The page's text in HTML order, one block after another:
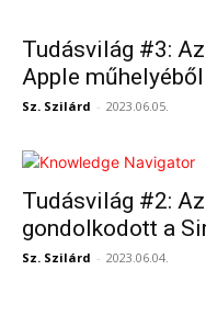
Tudásvilág #3:
Apple
Sz. Szilárd - 2023.06.05.
Tudásvilág #2:
gondolkodott a
Sz. Szilárd - 2023.06.04.